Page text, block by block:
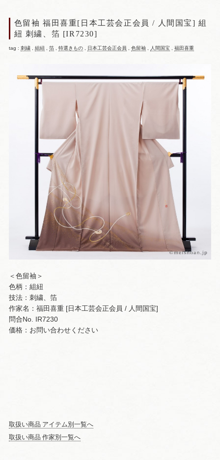
色留袖 福田喜重[日本工芸会正会員 / 人間国宝] 組
紐 刺繍、箔 [IR7230]
tag : 刺繍, 組紐 箔, 特選きもの, 日本工芸会正会員 色留袖, 人間国宝 福田喜重
＜色留袖＞
色柄：組紐
技法：刺繍、箔
作家名：福田喜重 [日本工芸会正会員 / 人間国宝]
問合No. IR7230
価格：お問い合わせください
取扱い商品 アイテム別一覧へ
取扱い商品 作家別一覧へ